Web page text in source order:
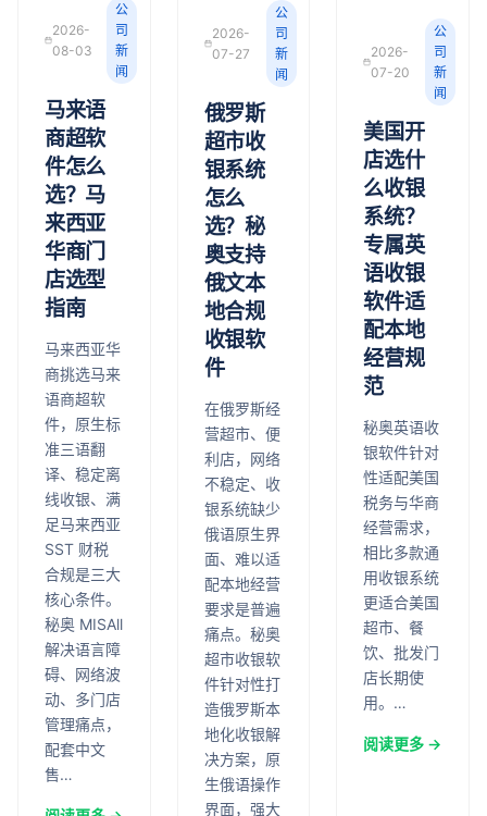
2026-
08-03
公
司
新
闻
马来语
商超软
件怎么
选？马
来西亚
华商门
店选型
指南
马来西亚华
商挑选马来
语商超软
件，原生标
准三语翻
译、稳定离
线收银、满
足马来西亚
SST 财税
合规是三大
核心条件。
秘奥 MISAll
解决语言障
碍、网络波
动、多门店
管理痛点，
配套中文
售…
2026-
07-27
公
司
新
闻
俄罗斯
超市收
银系统
怎么
选？秘
奥支持
俄文本
地合规
收银软
件
在俄罗斯经
营超市、便
利店，网络
不稳定、收
银系统缺少
俄语原生界
面、难以适
配本地经营
要求是普遍
痛点。秘奥
超市收银软
件针对性打
造俄罗斯本
地化收银解
决方案，原
生俄语操作
界面，强大
2026-
07-20
公
司
新
闻
美国开
店选什
么收银
系统？
专属英
语收银
软件适
配本地
经营规
范
秘奥英语收
银软件针对
性适配美国
税务与华商
经营需求，
相比多款通
用收银系统
更适合美国
超市、餐
饮、批发门
店长期使
用。…
阅读更多 →